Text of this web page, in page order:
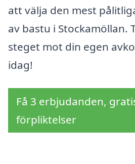
att välja den mest
av bastu i Stockamöllan.
steget mot din egen
idag!
Få 3 erbjudanden,
förpliktelser